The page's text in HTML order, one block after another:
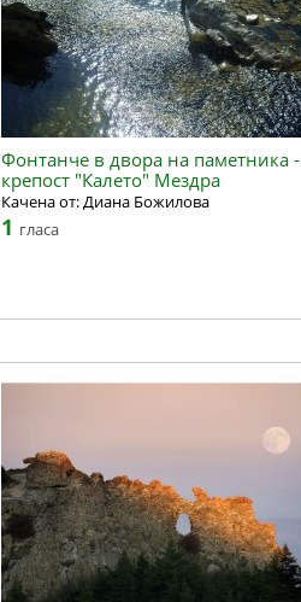
Фонтанче в двора на паметника -
крепост "Калето" Mездра
Качена от: Диана Божилова
1 гласа